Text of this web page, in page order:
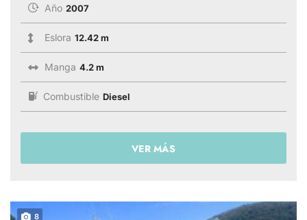
Año 2007
Eslora 12.42 m
Manga 4.2 m
Combustible Diesel
VER MÁS
8